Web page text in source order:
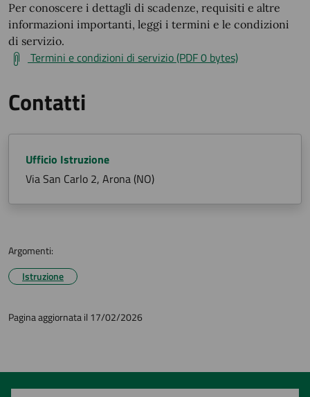
Per conoscere i dettagli di scadenze, requisiti e altre
informazioni importanti, leggi i termini e le condizioni
di servizio.
Termini e condizioni di servizio (PDF 0 bytes)
Contatti
Ufficio Istruzione
Via San Carlo 2, Arona (NO)
Argomenti:
Istruzione
Pagina aggiornata il 17/02/2026